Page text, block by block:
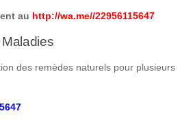
au http://wa.me//22956115647
des remèdes naturels pour plusieurs